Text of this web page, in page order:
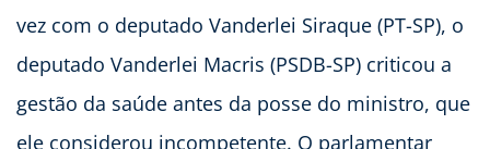
vez com o deputado Vanderlei Siraque (PT-SP), o
deputado Vanderlei Macris (PSDB-SP) criticou a
gestão da saúde antes da posse do ministro, que
ele considerou incompetente. O parlamentar